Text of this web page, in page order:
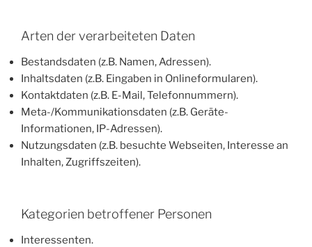
Arten der verarbeiteten Daten
Bestandsdaten (z.B. Namen, Adressen).
Inhaltsdaten (z.B. Eingaben in Onlineformularen).
Kontaktdaten (z.B. E-Mail, Telefonnummern).
Meta-/Kommunikationsdaten (z.B. Geräte-
Informationen, IP-Adressen).
Nutzungsdaten (z.B. besuchte Webseiten, Interesse an
Inhalten, Zugriffszeiten).
Kategorien betroffener Personen
Interessenten.